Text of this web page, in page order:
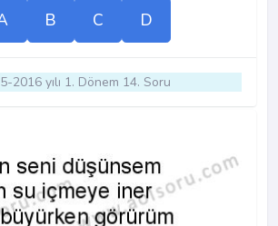
B C D
2016 yılı 1. Dönem 14. Soru